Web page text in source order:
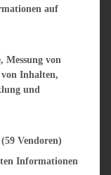
CHUTNEYS
Transparency and Consent
auf
Messung von
Inhalten,
und
(59 Vendoren)
Informationen